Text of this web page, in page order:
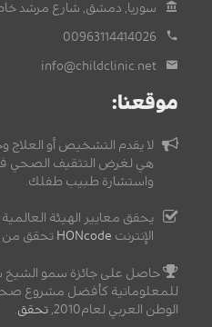
سوريا, دمشق, شارع مرشد
00963114414026
info@childclinic.net
موقعنا:
لا يقدم التشخيص أو العلاج
هي لغرض التثقيف الصحي
واستشارة طبيب طفلك.
يحقق معايير الهيئة
الإنترنت HONcode تحقق من
حاصل على جائزة سمو الشيخ
للمعلوماتية كأفضل مشروع
الوطن العربي لعام2010,
تحقق